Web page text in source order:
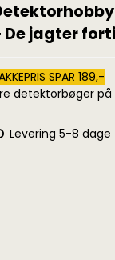
De jagter
SPAR 189,-
detektorbøger på
Levering 5-8 dage